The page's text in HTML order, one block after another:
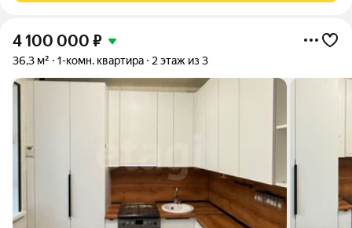
4 100 000 ₽
36,3 м² 1-комн. квартира 2 этаж из 3